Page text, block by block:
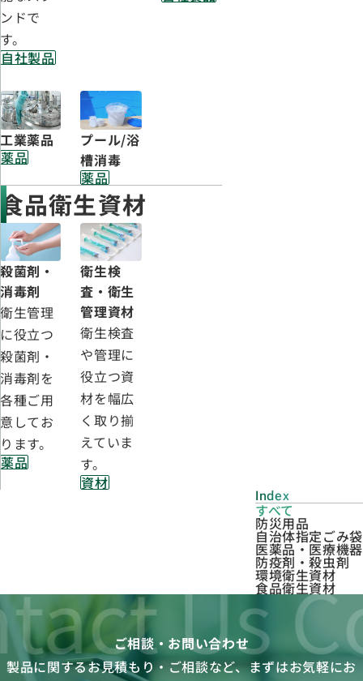
ンドで
す。
自社製品
工業薬品
薬品
プール/浴
槽消毒
薬品
食品衛生資材
殺菌剤・
消毒剤
衛生管理
に役立つ
殺菌剤・
消毒剤を
各種ご用
意してお
ります。
薬品
衛生検
査・衛生
管理資材
衛生検査
や管理に
役立つ資
材を幅広
く取り揃
えていま
す。
資材
Index
すべて
防災用品
自治体指定ごみ袋
医薬品・医療機器
防疫剤・殺虫剤
環境衛生資材
食品衛生資材
Us
ご相談・お問い合わせ
製品に関するお見積もり・ご相談など、 まずはお気軽にお